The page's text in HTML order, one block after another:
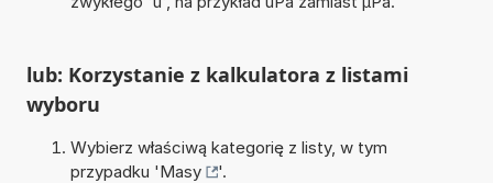
lub: Korzystanie z kalkulatora z listami
wyboru
Wybierz właściwą kategorię z listy, w tym
przypadku 'Masy
'.